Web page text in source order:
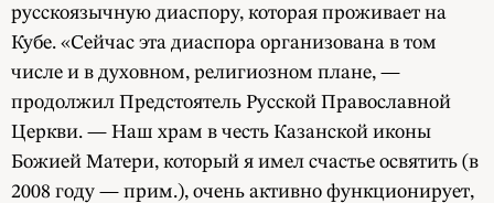
русскоязычную диаспору, которая проживает на
Кубе. «Сейчас эта диаспора организована в том
числе и в духовном, религиозном плане, —
продолжил Предстоятель Русской Православной
Церкви. — Наш храм в честь Казанской иконы
Божией Матери, который я имел счастье освятить (в
2008 году — прим.), очень активно функционирует,